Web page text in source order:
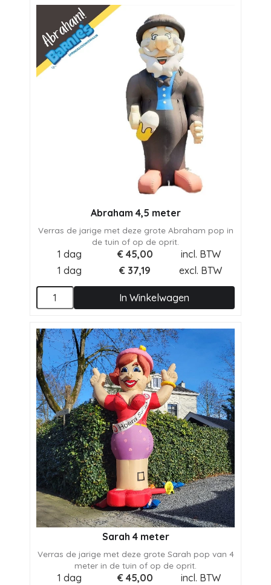
Abraham 4,5 meter
Verras de jarige met deze grote Abraham pop in
de tuin of op de oprit.
1 dag € 45,00
incl. BTW
1 dag
€ 37,19 excl. BTW
In Winkelwagen
Sarah 4 meter
Verras de jarige met deze grote Sarah pop van 4
meter in de tuin of op de oprit.
1 dag € 45,00
incl. BTW